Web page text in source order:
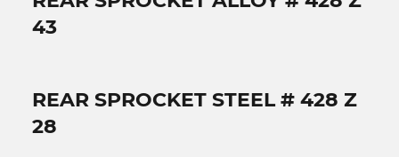
43
REAR SPROCKET STEEL # 428 Z
28